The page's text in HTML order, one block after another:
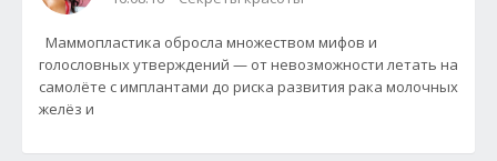
Маммопластика обросла множеством мифов и
голословных утверждений — от невозможности летать на
самолёте с имплантами до риска развития рака молочных
желёз и